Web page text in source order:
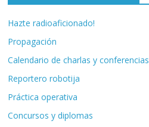
Hazte radioaficionado!
Propagación
Calendario de charlas y conferencias
Reportero robotija
Práctica operativa
Concursos y diplomas